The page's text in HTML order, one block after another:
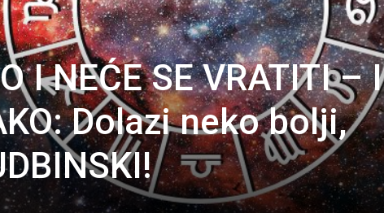
I NEĆE SE VRATITI – I
Dolazi neko bolji,